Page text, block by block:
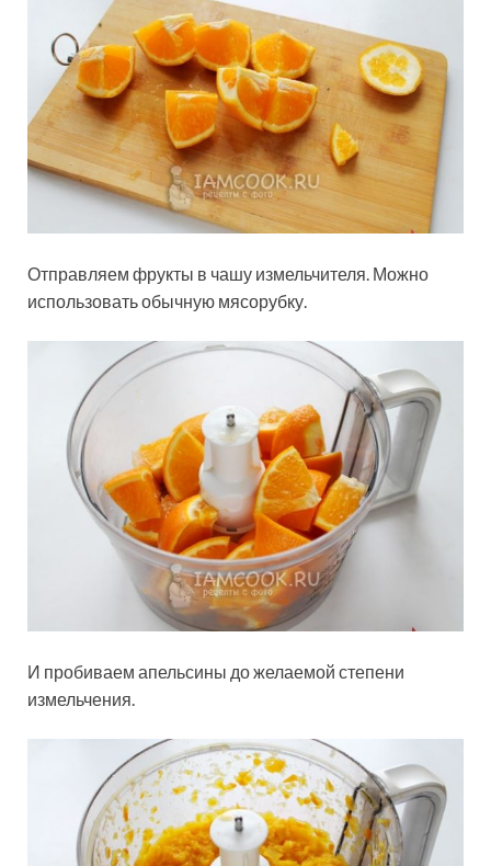
Отправляем фрукты в чашу измельчителя. Можно
использовать обычную мясорубку.
И пробиваем апельсины до желаемой степени
измельчения.